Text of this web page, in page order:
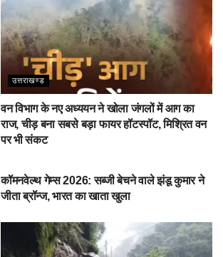
उत्तराखण्ड
वन विभाग के नए अध्ययन ने खोला जंगलों में आग का
राज, चीड़ बना सबसे बड़ा फायर हॉटस्पॉट, मिश्रित वन
पर भी संकट
कॉमनवेल्थ गेम्स 2026: सब्जी बेचने वाले झंडू कुमार ने
जीता ब्रॉन्ज, भारत का खाता खुला